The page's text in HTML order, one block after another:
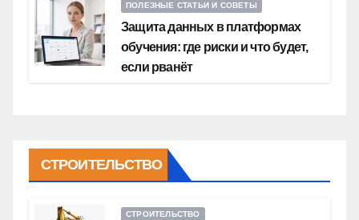
ПОЛЕЗНЫЕ СТАТЬИ И СОВЕТЫ
Защита данных в платформах
обучения: где риски и что будет,
если рванёт
СТРОИТЕЛЬСТВО
СТРОИТЕЛЬСТВО